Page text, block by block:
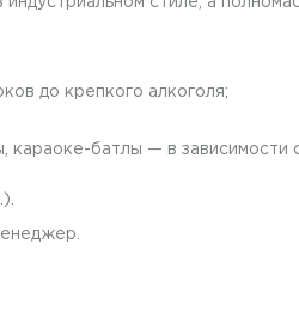
до крепкого алкоголя;
батлы — в зависимости